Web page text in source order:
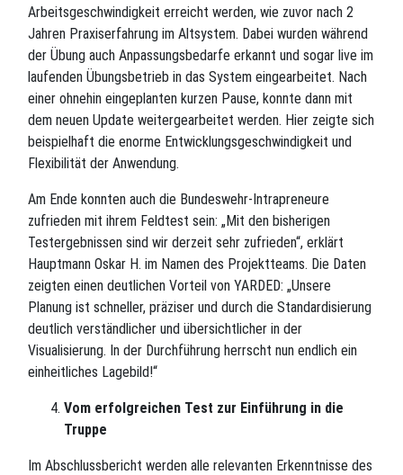
Arbeitsgeschwindigkeit erreicht werden, wie zuvor nach 2
Jahren Praxiserfahrung im Altsystem. Dabei wurden während
der Übung auch Anpassungsbedarfe erkannt und sogar live im
laufenden Übungsbetrieb in das System eingearbeitet. Nach
einer ohnehin eingeplanten kurzen Pause, konnte dann mit
dem neuen Update weitergearbeitet werden. Hier zeigte sich
beispielhaft die enorme Entwicklungsgeschwindigkeit und
Flexibilität der Anwendung.
Am Ende konnten auch die Bundeswehr-Intrapreneure
zufrieden mit ihrem Feldtest sein: „Mit den bisherigen
Testergebnissen sind wir derzeit sehr zufrieden“, erklärt
Hauptmann Oskar H. im Namen des Projektteams. Die Daten
zeigten einen deutlichen Vorteil von YARDED: „Unsere
Planung ist schneller, präziser und durch die Standardisierung
deutlich verständlicher und übersichtlicher in der
Visualisierung. In der Durchführung herrscht nun endlich ein
einheitliches Lagebild!“
Vom erfolgreichen Test zur Einführung in die
Truppe
Im Abschlussbericht werden alle relevanten Erkenntnisse des